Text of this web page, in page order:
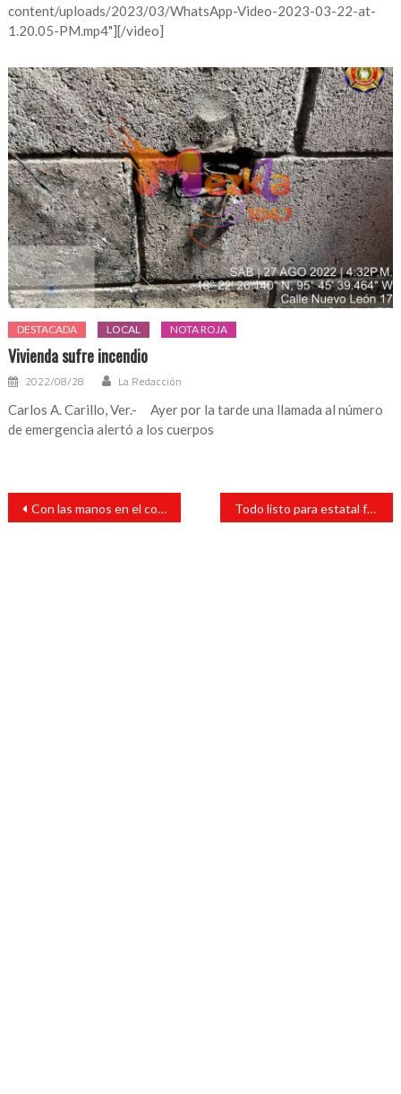
content/uploads/2023/03/WhatsApp-Video-2023-03-22-at-
1.20.05-PM.mp4"][/video]
DESTACADA LOCAL NOTA ROJA
Vivienda sufre incendio
2022/08/28 La Redacción
Carlos A. Carillo, Ver.- Ayer por la tarde una llamada al número
de emergencia alertó a los cuerpos
Navegación
entradas
Con las manos en el cobre, detienen a joven por robo en Lerdo Todo listo para estatal femenil de fútbol en San Andrés Tuxtla